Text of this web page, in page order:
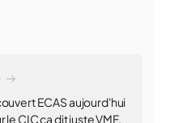
ECAS aujourd'hui
le CIC ça dit juste VMF,